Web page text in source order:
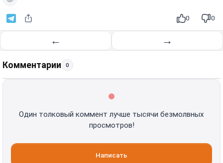
0 0
← →
Комментарии 0
Один толковый коммент лучше тысячи безмолвных
просмотров!
Написать